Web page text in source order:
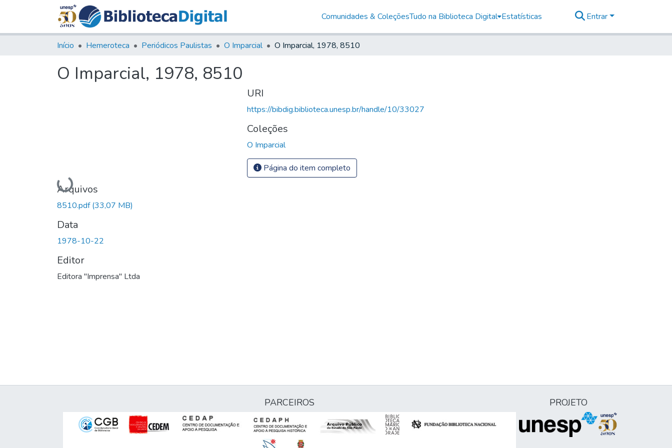
Comunidades & ColeçõesTudo na Biblioteca Digital Estatísticas Entrar
Início Hemeroteca Periódicos Paulistas O Imparcial O Imparcial, 1978, 8510
O Imparcial, 1978, 8510
Carregando...
Arquivos
8510.pdf(33,07 MB)
Data
1978-10-22
Editor
Editora "Imprensa" Ltda
URI
https://bibdig.biblioteca.unesp.br/handle/10/33027
Coleções
O Imparcial
Página do item completo
PARCEIROS PROJETO